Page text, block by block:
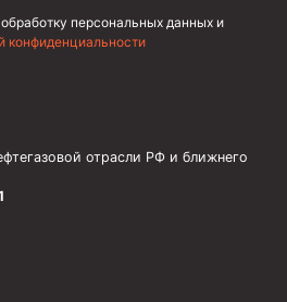
персональных данных и
конфиденциальности
отрасли РФ и ближнего